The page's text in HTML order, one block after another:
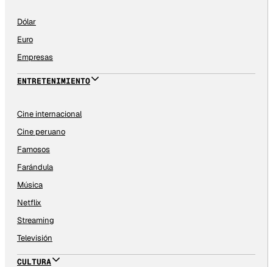
Dólar
Euro
Empresas
ENTRETENIMIENTO
Cine internacional
Cine peruano
Famosos
Farándula
Música
Netflix
Streaming
Televisión
CULTURA